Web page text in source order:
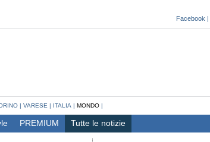
Facebook |
| VARESE | ITALIA | MONDO |
PREMIUM Tutte le notizie